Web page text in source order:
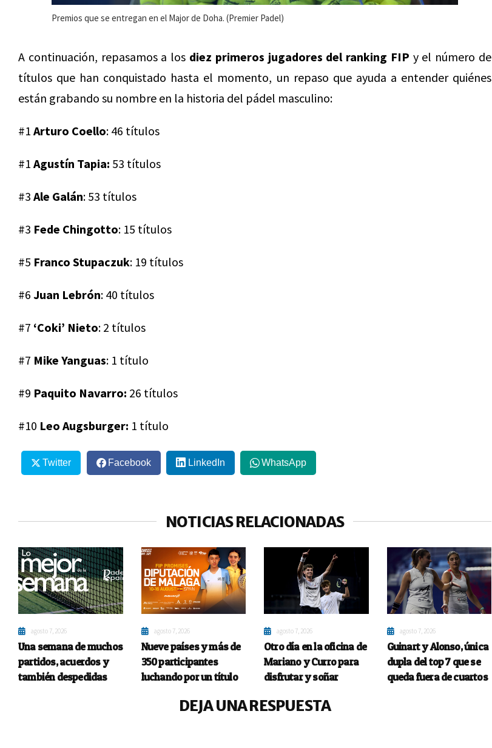
Premios que se entregan en el Major de Doha. (Premier Padel)
A continuación, repasamos a los diez primeros jugadores del ranking FIP y el número de
títulos que han conquistado hasta el momento, un repaso que ayuda a entender quiénes
están grabando su nombre en la historia del pádel masculino:
#1 Arturo Coello: 46 títulos
#1 Agustín Tapia: 53 títulos
#3 Ale Galán: 53 títulos
#3 Fede Chingotto: 15 títulos
#5 Franco Stupaczuk: 19 títulos
#6 Juan Lebrón: 40 títulos
#7 ‘Coki’ Nieto: 2 títulos
#7 Mike Yanguas: 1 título
#9 Paquito Navarro: 26 títulos
#10 Leo Augsburger: 1 título
Twitter Facebook LinkedIn WhatsApp
NOTICIAS RELACIONADAS
agosto 7, 2026
Una semana de muchos
partidos, acuerdos y
también despedidas
agosto 7, 2026
Nueve países y más de
350 participantes
luchando por un título
agosto 7, 2026
Otro día en la oficina de
Mariano y Curro para
disfrutar y soñar
agosto 7, 2026
Guinart y Alonso, única
dupla del top 7 que se
queda fuera de cuartos
DEJA UNA RESPUESTA